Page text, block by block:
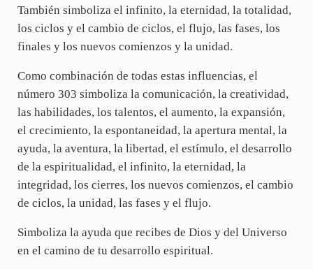
También simboliza el infinito, la eternidad, la totalidad,
los ciclos y el cambio de ciclos, el flujo, las fases, los
finales y los nuevos comienzos y la unidad.
Como combinación de todas estas influencias, el
número 303 simboliza la comunicación, la creatividad,
las habilidades, los talentos, el aumento, la expansión,
el crecimiento, la espontaneidad, la apertura mental, la
ayuda, la aventura, la libertad, el estímulo, el desarrollo
de la espiritualidad, el infinito, la eternidad, la
integridad, los cierres, los nuevos comienzos, el cambio
de ciclos, la unidad, las fases y el flujo.
Simboliza la ayuda que recibes de Dios y del Universo
en el camino de tu desarrollo espiritual.